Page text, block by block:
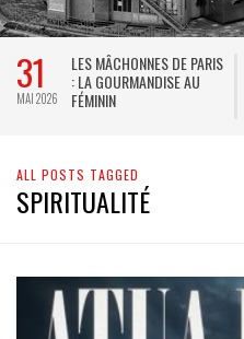
31
MAI 2026
LES MÂCHONNES DE PARIS
: LA GOURMANDISE AU
FÉMININ
ALL POSTS TAGGED
SPIRITUALITÉ